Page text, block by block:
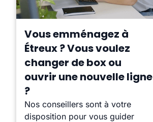
Vous emménagez à
Étreux ? Vous voulez
changer de box ou
ouvrir une nouvelle ligne
?
Nos conseillers sont à votre
disposition pour vous guider